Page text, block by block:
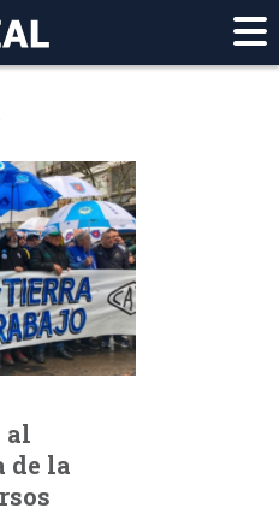
al
de la